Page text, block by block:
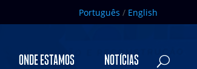
Português / English
ONDE ESTAMOS NOTÍCIAS